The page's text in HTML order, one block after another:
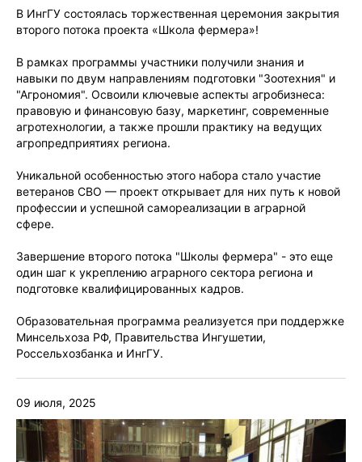
В ИнгГУ состоялась торжественная церемония закрытия
второго потока проекта «Школа фермера»!
В рамках программы участники получили знания и
навыки по двум направлениям подготовки "Зоотехния" и
"Агрономия". Освоили ключевые аспекты агробизнеса:
правовую и финансовую базу, маркетинг, современные
агротехнологии, а также прошли практику на ведущих
агропредприятиях региона.
Уникальной особенностью этого набора стало участие
ветеранов СВО — проект открывает для них путь к новой
профессии и успешной самореализации в аграрной
сфере.
Завершение второго потока "Школы фермера" - это еще
один шаг к укреплению аграрного сектора региона и
подготовке квалифицированных кадров.
Образовательная программа реализуется при поддержке
Минсельхоза РФ, Правительства Ингушетии,
Россельхозбанка и ИнгГУ.
09 июля, 2025